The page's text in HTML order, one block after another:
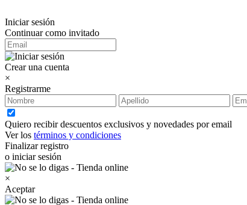
Iniciar sesión
Continuar como invitado
Crear una cuenta
×
Registrarme
Quiero recibir descuentos exclusivos y novedades por email
Ver los términos y condiciones
Finalizar registro
o iniciar sesión
×
Aceptar